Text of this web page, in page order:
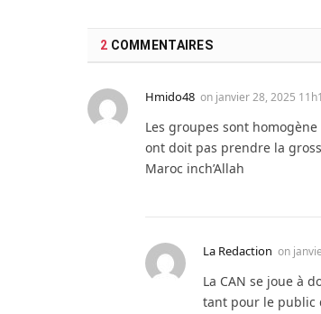
2 COMMENTAIRES
Hmido48 on janvier 28, 2025
Les groupes sont
ont doit pas prendre la
Maroc inch’Allah
La Redaction on
La CAN se joue à
tant pour le public